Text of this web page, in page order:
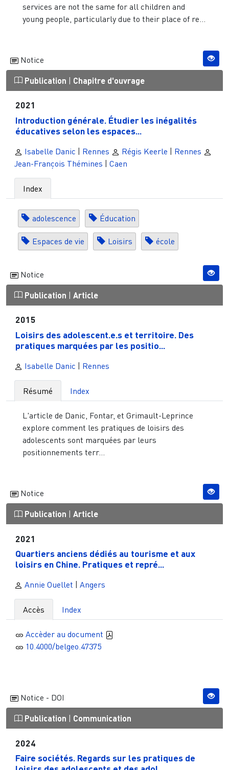
services are not the same for all children and
young people, particularly due to their place of re...
Notice
Publication | Chapitre d'ouvrage
2021
Introduction générale. Étudier les inégalités
éducatives selon les espaces...
Isabelle Danic | Rennes Régis Keerle | Rennes
Jean-François Thémines | Caen
Index
adolescence Éducation
Espaces de vie Loisirs école
Notice
Publication | Article
2015
Loisirs des adolescent.e.s et territoire. Des
pratiques marquées par les positio...
Isabelle Danic | Rennes
Résumé Index
L'article de Danic, Fontar, et Grimault-Leprince
explore comment les pratiques de loisirs des
adolescents sont marquées par leurs
positionnements terr...
Notice
Publication | Article
2021
Quartiers anciens dédiés au tourisme et aux
loisirs en Chine. Pratiques et repré...
Annie Ouellet Angers
Accès Index
Accèder au document
10.4000/belgeo.47375
Notice - DOI
Publication | Communication
2024
Faire sociétés. Regards sur les pratiques de